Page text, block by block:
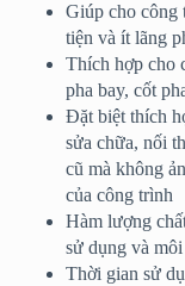
Giúp cho công
tiện và ít lãng
Thích hợp cho
pha bay, cốt
Đặt biệt thích
sửa chữa, nối
cũ mà không
của công trình
Hàm lượng
sử dụng và
Thời gian sử